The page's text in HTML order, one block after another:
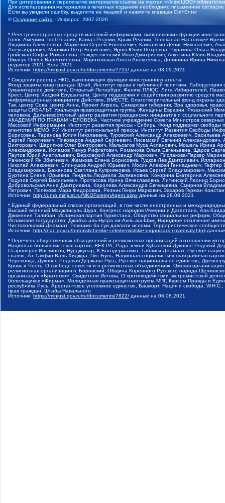
При цитировании и перепечатке материалов ссылка на портал «ИнфоШОС»
Для использования материалов в печатных изданиях необходимо письменное
Если вы увидели ошибку, выделите ее мышкой и нажмите клавиши Ctrl+Enter
©Создание сайта - Инфорос, 2007-2026
* Реестр иностранных средств массовой информации, выполняющих функции
Голос Америки, Idel.Реалии, Кавказ.Реалии, Крым.Реалии, Телеканал Настоящее
Людмила Алексеевна, Маркелов Сергей Евгеньевич, Камалягин Денис Николаевич,
Александрович, Маняхин Петр Борисович, Ярош Юлия Петровна, Чуракова Ольга
Гройсман Софья Романовна, Рождественский Илья Дмитриевич, Апухтина Юлия
Шмагун Олеся Валентиновна, Мароховская Алеся Алексеевна, Долинина Ирина
редактор 2021, Вега 2021
Источник: https://minjust.gov.ru/ru/documents/7755/ данные на 03.09.2021
* Сведения реестра НКО, выполняющих функции иностранного агента:
Фонд защиты прав граждан Штаб, Институт права и публичной политики,
Гуманитарное действие, Открытый Петербург, Феникс ПЛЮС, Лига Избирателей,
Крест, Центр Хасдей Ерушалаим, Центр поддержки и содействия развитию средств
информационных инициатив Действие, ВМЕСТЕ, Благотворительный фонд охраны
Так, центр Сова, центр Анна, Проект Апрель, Самарская губерния, Эра здоровья,
защиты СИБАЛЬТ, Уральская правозащитная группа, Женщины Евразии, Рязанский
человека, Дальневосточный центр развития гражданских инициатив и социального
АКАДЕМИЯ ПО ПРАВАМ ЧЕЛОВЕКА, Частное учреждение Совета Министров северных
Массовой Информации, Институт развития прессы - Сибирь, Фонд поддержки
агентство МЕМО. РУ, Институт региональной прессы, Институт Развития Свободы
Борисовна, Таранова Юлия Николаевна, Туровский Александр Алексеевич,
Сергей Георгиевич, Пивоваров Андрей Сергеевич, Писемский Евгений
Викторович, Шарипков Олег Викторович, Мальсагов Муса Асланович, Мошель Ирина
Александровна, Исламов Тимур Рифгатович, Романова Ольга Евгеньевна, Щаров
Паутов Юрий Анатольевич, Верховский Александр Маркович, Пислакова-Паркер
Рачинский Ян Збигневич, Жемкова Елена Борисовна, Гудков Лев Дмитриевич,
Николай Алексеевич, Блинушов Андрей Юрьевич, Мосин Алексей Геннадьевич,
Владимировна, Баженова Светлана Куприяновна, Исаев Сергей Владимирович,
Буртина Елена Юрьевна, Гендель Людмила Залмановна, Кокорина Екатерина
Подузов Сергей Васильевич, Протасова Ирина Вячеславовна, Литинский Леонид
Добровольская Анна Дмитриевна, Королева Александра Евгеньевна, Смирнов
Петрович, Полякова Мара Федоровна, Резник Генри Маркович, Захаров Герман
Источник: http://unro.minjust.ru/NKOForeignAgent.aspx данные на 28.08.2021
* Единый федеральный список организаций, в том числе иностранных и
Высший военный Маджлисуль Шура, Конгресс народов Ичкерии и Дагестана, Аль-
Движение Талибан, Исламская партия Туркестана, Общество социальных реформ,
Исламское государство, Джабха аль-Нусра ли-Ахль аш-Шам, Народное ополчение
Чистопольский Джамаат, Рохнамо ба суи давлати исломи, Террористическое
Источник: http://nac.gov.ru/terroristicheskie-i-ekstremistskie-organizacii-i-materialy.html
* Перечень общественных объединений и религиозных организаций в отношении
Национал-большевистская партия, ВЕК РА, Рада земли Кубанской Духовно Родовой
Староверов-Инглингов, Нурджулар, К Богодержавию, Таблиги Джамаат, Русское
славян, Ат-Такфир Валь-Хиджра, Пит Буль, Национал-социалистическая рабочая
Череповца, Духовно-Родовая Держава Русь, Русское национальное единство,
Кровь и Честь, О свободе совести и о религиозных объединениях, Омская
религиозная организация п. Боровский, Община Коренного Русского народа
организация «Братство», Свидетели Иеговы, О противодействии экстремистской
болельщиков «Фирма», Молодежная правозащитная группа МПГ, Курсом Правды и
республика Русь, Арестантское уголовное единство, Башкорт, Нация и свобода,
прав граждан, Штабы Навального
Источник: https://minjust.gov.ru/ru/documents/7822/ данные на 06.08.2021